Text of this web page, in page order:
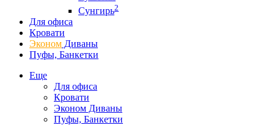
Сунгирь2
Для офиса
Кровати
Эконом Диваны
Пуфы, Банкетки
Еще
Для офиса
Кровати
Эконом Диваны
Пуфы, Банкетки